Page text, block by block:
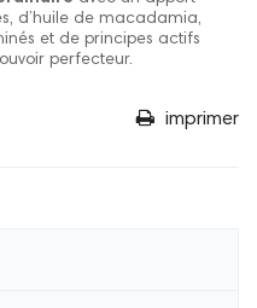
d’huile de macadamia,
et de principes actifs
perfecteur.
imprimer